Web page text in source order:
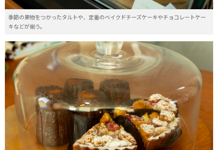
季節の果物をつかったタルトや、定番のベイクドチーズケーキやチョコレートケー
キなどが揃う。